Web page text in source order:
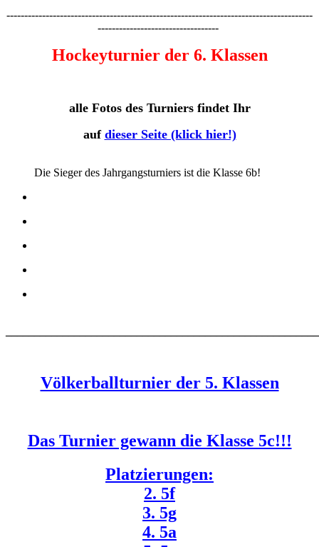
--------------------------------------------------------------------------------------
----------------------------------
Hockeyturnier der 6. Klassen
alle Fotos des Turniers findet Ihr
auf dieser Seite (klick hier!)
Die Sieger des Jahrgangsturniers ist die Klasse 6b!
Völkerballturnier der 5. Klassen
Das Turnier gewann die Klasse 5c!!!
Platzierungen:
2. 5f
3. 5g
4. 5a